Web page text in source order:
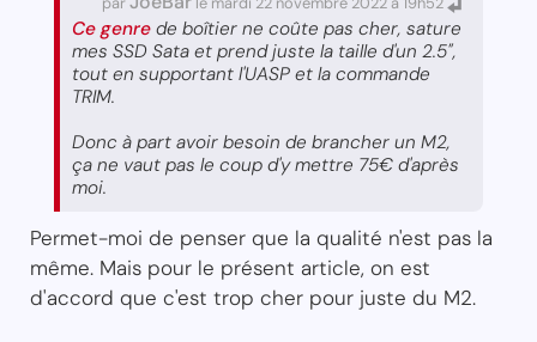
Ce genre de boîtier ne coûte pas cher, sature
mes SSD Sata et prend juste la taille d'un 2.5",
tout en supportant l'UASP et la commande
TRIM.
Donc à part avoir besoin de brancher un M2,
ça ne vaut pas le coup d'y mettre 75€ d'après
moi.
Permet-moi de penser que la qualité n'est pas la
même. Mais pour le présent article, on est
d'accord que c'est trop cher pour juste du M2.